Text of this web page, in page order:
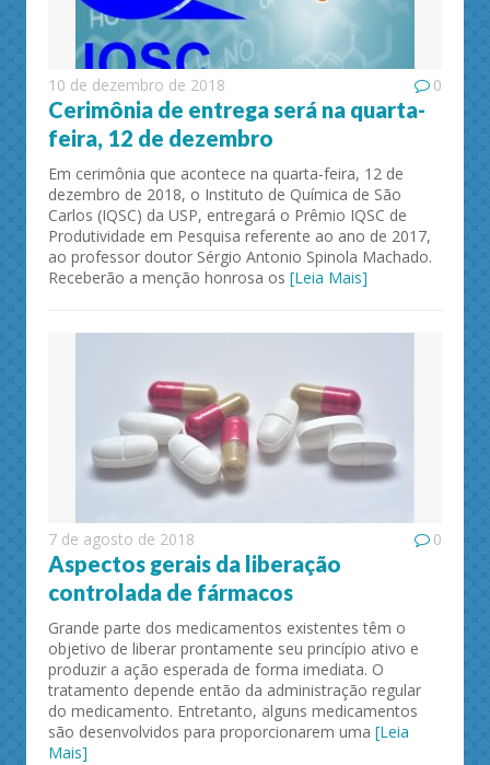
10 de dezembro de 2018 0
Cerimônia de entrega será na quarta-
feira, 12 de dezembro
Em cerimônia que acontece na quarta-feira, 12 de
dezembro de 2018, o Instituto de Química de São
Carlos (IQSC) da USP, entregará o Prêmio IQSC de
Produtividade em Pesquisa referente ao ano de 2017,
ao professor doutor Sérgio Antonio Spinola Machado.
Receberão a menção honrosa os [Leia Mais]
7 de agosto de 2018 0
Aspectos gerais da liberação
controlada de fármacos
Grande parte dos medicamentos existentes têm o
objetivo de liberar prontamente seu princípio ativo e
produzir a ação esperada de forma imediata. O
tratamento depende então da administração regular
do medicamento. Entretanto, alguns medicamentos
são desenvolvidos para proporcionarem uma [Leia
Mais]